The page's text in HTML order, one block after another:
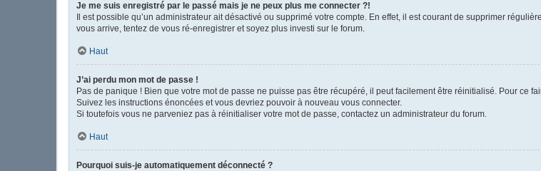
Je me suis enregistré par le passé mais je ne peux plus me connecter ?!
Il est possible qu’un administrateur ait désactivé ou supprimé votre compte. En effet, il est courant de supprimer
vous arrive, tentez de vous ré-enregistrer et soyez plus investi sur le forum.
Haut
J’ai perdu mon mot de passe !
Pas de panique ! Bien que votre mot de passe ne puisse pas être récupéré, il peut facilement être réinitialisé. Pour ce
Suivez les instructions énoncées et vous devriez pouvoir à nouveau vous connecter.
Si toutefois vous ne parveniez pas à réinitialiser votre mot de passe, contactez un administrateur du forum.
Haut
Pourquoi suis-je automatiquement déconnecté ?